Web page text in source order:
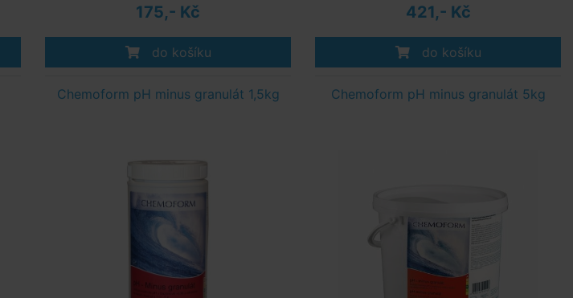
175,- Kč
do košíku
421,- Kč
do košíku
Chemoform pH minus granulát 1,5kg Chemoform pH minus granulát 5kg